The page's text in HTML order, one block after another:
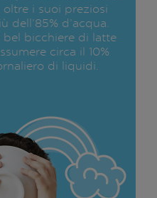
i suoi preziosi
dell’85% d’acqua.
bel bicchiere di latte
circa il 10%
di liquidi.